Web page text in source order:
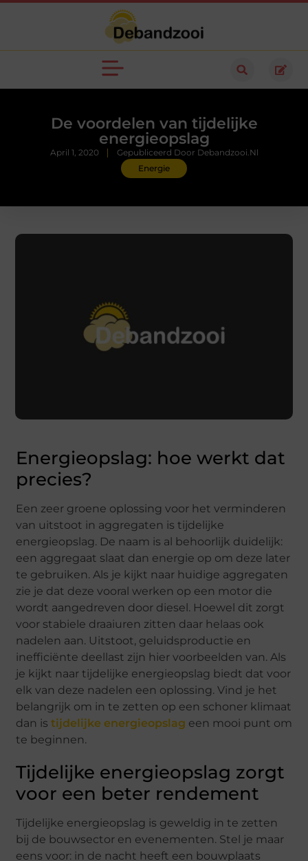
De voordelen van tijdelijke
energieopslag
Energie
April 1, 2020 Gepubliceerd Door Debandzooi.nl
Energieopslag: hoe werkt dat
precies?
Een zeer groene oplossing voor het verminderen
van uitstoot in aggregaten is tijdelijke
energieopslag. De naam is al behoorlijk duidelijk:
een aggregaat slaat dan energie op om deze later
te gebruiken. Als je kijkt naar huidige aggregaten
zie je dat deze vooral werken op een motor die
wordt aangedreven door diesel. Hoewel dit zorgt
voor stabiele draaiuren zitten daar helaas ook
nadelen aan. Uitstoot, geluidsproductie en
inefficiënte deellast zijn hier voorbeelden van. Als
je kijkt naar tijdelijke energieopslag biedt dat voor
elk van deze nadelen een oplossing. Vind je het
belangrijk om in te zetten op een schoner klimaat
dan istijdelijke energieopslag een mooi punt om
te beginnen.
Tijdelijke energieopslag zorgt
voor een beter rendement
Tijdelijke energieopslag is geweldig in te zetten
bij de bouwsector en evenementen. Stel je maar
eens voor: in de nacht heeft een bouwplaats